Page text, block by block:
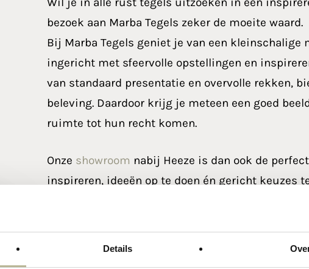
Details
bezoek aan Marba Tegels zeker de moeite waard.
Bij Marba Tegels geniet je van een kleinschalige
ingericht met sfeervolle opstellingen en
van standaard presentatie en overvolle rekken,
beleving. Daardoor krijg je meteen een goed
ruimte tot hun recht komen.
Onze showroom nabij Heeze is dan ook de
inspireren, ideeën op te doen én gericht keuzes
is – landelijk, modern of industrieel – onze
samengesteld op basis van de laatste trends.
met karakter: van warme natuursteenlooks tot
weet je zeker dat jouw nieuwe vloer of wand